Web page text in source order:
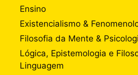
Ensino
Existencialismo &
Filosofia da Mente &
Lógica, Epistemologia e
Linguagem